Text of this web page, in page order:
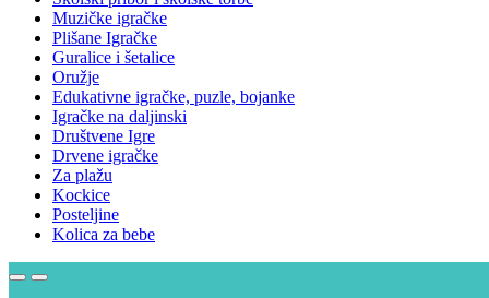
Muzičke igračke
Plišane Igračke
Guralice i šetalice
Oružje
Edukativne igračke, puzle, bojanke
Igračke na daljinski
Društvene Igre
Drvene igračke
Za plažu
Kockice
Posteljine
Kolica za bebe